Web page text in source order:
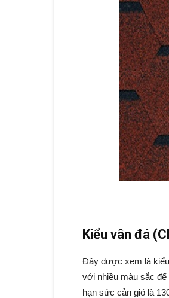
Kiểu vân đá
Đây được xem là
với nhiều màu sắc
hạn sức cản gió là